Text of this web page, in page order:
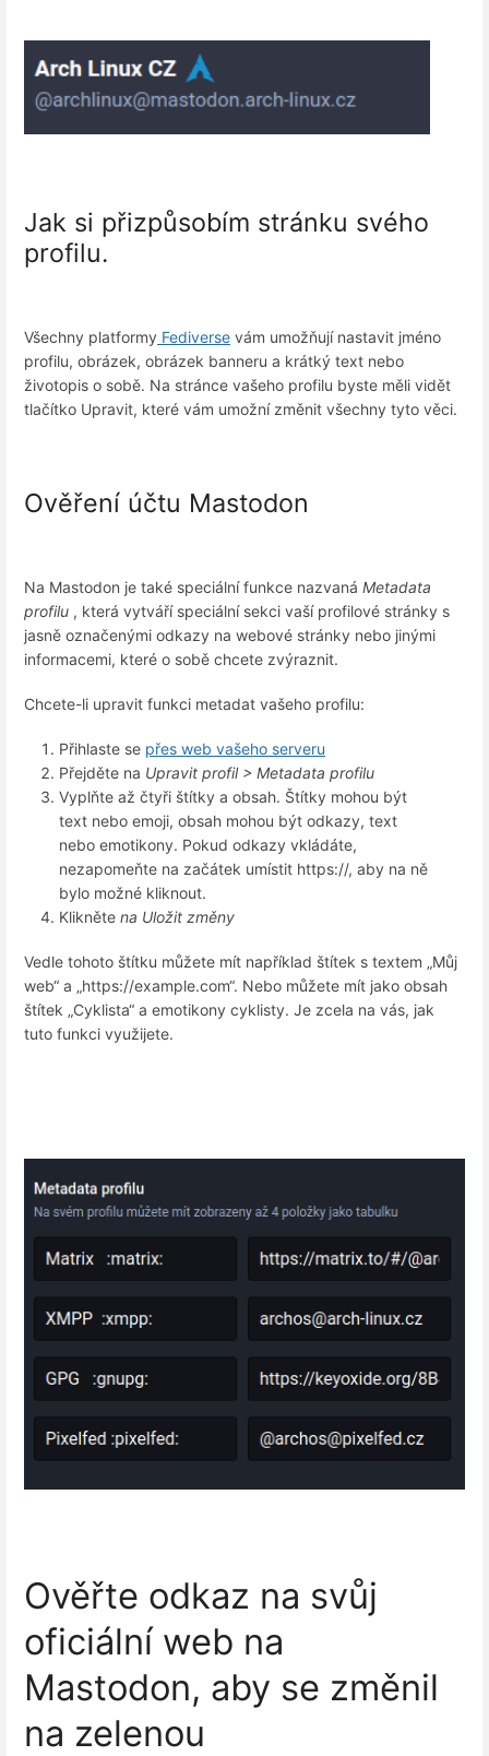
Jak si přizpůsobím stránku svého
profilu.
Všechny platformy Fediverse vám umožňují nastavit jméno
profilu, obrázek, obrázek banneru a krátký text nebo
životopis o sobě. Na stránce vašeho profilu byste měli vidět
tlačítko Upravit, které vám umožní změnit všechny tyto věci.
Ověření účtu Mastodon
Na Mastodon je také speciální funkce nazvaná Metadata
profilu , která vytváří speciální sekci vaší profilové stránky s
jasně označenými odkazy na webové stránky nebo jinými
informacemi, které o sobě chcete zvýraznit.
Chcete-li upravit funkci metadat vašeho profilu:
Přihlaste se přes web vašeho serveru
Přejděte na Upravit profil > Metadata profilu
Vyplňte až čtyři štítky a obsah. Štítky mohou být
text nebo emoji, obsah mohou být odkazy, text
nebo emotikony. Pokud odkazy vkládáte,
nezapomeňte na začátek umístit https://, aby na ně
bylo možné kliknout.
Klikněte na Uložit změny
Vedle tohoto štítku můžete mít například štítek s textem „Můj
web“ a „https://example.com“. Nebo můžete mít jako obsah
štítek „Cyklista“ a emotikony cyklisty. Je zcela na vás, jak
tuto funkci využijete.
Ověřte odkaz na svůj
oficiální web na
Mastodon, aby se změnil
na zelenou